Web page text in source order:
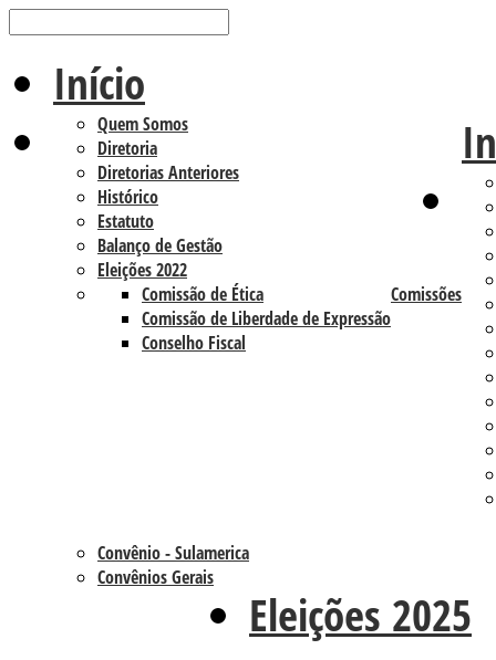
Início
Quem Somos
Diretoria
Diretorias Anteriores
Histórico
Estatuto
Balanço de Gestão
Eleições 2022
Comissões
Comissão de Ética
Comissão de Liberdade de Expressão
Conselho Fiscal
Convênio - Sulamerica
Convênios Gerais
Eleições 2025